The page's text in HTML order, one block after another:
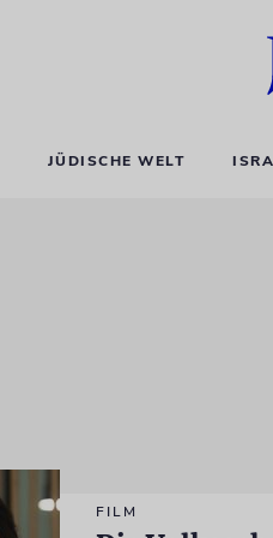
JÜDISCHE WELT
FILM